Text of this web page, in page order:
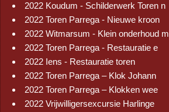
2022 Koudum - Schilderwerk Toren n
2022 Toren Parrega - Nieuwe kroon
2022 Witmarsum - Klein onderhoud m
2022 Toren Parrega - Restauratie e
2022 Iens - Restauratie toren
2022 Toren Parrega – Klok Johann
2022 Toren Parrega – Klokken wee
2022 Vrijwilligersexcursie Harlinge